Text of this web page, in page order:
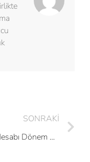
SONRAKI
Kasa Hesabı Dönem Sonu İşlemleri